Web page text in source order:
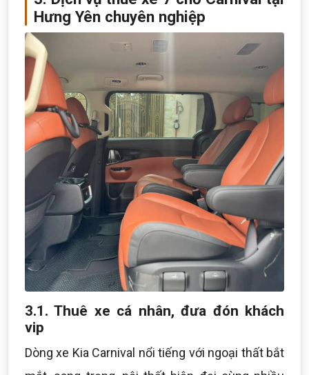
Hưng Yên chuyên nghiệp
3.1. Thuê xe cá nhân, đưa đón khách
vip
Dòng xe Kia Carnival nổi tiếng với ngoại thất bắt